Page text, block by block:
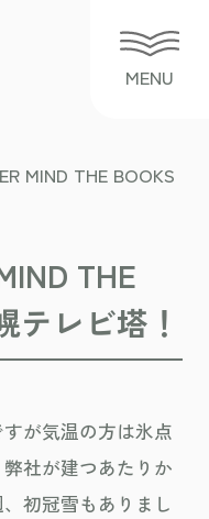
MIND THE BOOKS
THE
テレビ塔！
が気温の方は氷点
社が建つあたりか
初冠雪もありまし